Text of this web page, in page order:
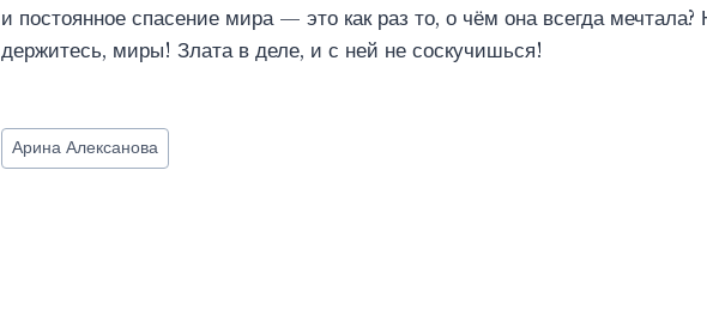
и постоянное спасение мира — это как раз то, о чём она всегда мечтала?
держитесь, миры! Злата в деле, и с ней не соскучишься!
Метки
записи:
Арина Алексанова